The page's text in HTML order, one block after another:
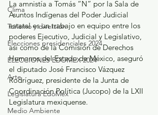
Clima
Turismo y diversión
Elecciones presidenciales 2024
ELECCIONES EDOMEX 2024
Arte
Legislatura EdoMéx
Medio Ambiente
La amnistía a Tomás “N” por la Sala de
Asuntos Indígenas del Poder Judicial
estatal es un trabajo en equipo entre los
poderes Ejecutivo, Judicial y Legislativo,
así como de la Comisión de Derechos
Humanos del Estado de México, aseguró
el diputado José Francisco Vázquez
Rodríguez, presidente de la Junta de
Coordinación Política (Jucopo) de la LXII
Legislatura mexiquense.